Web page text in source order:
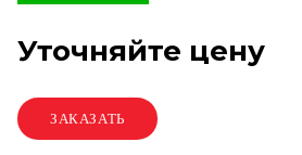
Уточняйте цену